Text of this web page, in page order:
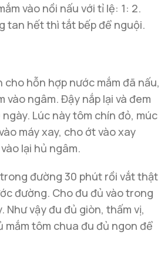
vào nồi nấu với tỉ lệ: 1: 2.
tan hết thì tắt bếp để nguội.
hỗn hợp nước mắm đã nấu,
vào ngâm. Đậy nắp lại và đem
Lúc này tôm chín đỏ, múc
máy xay, cho ớt vào xay
lại hủ ngâm.
đường 30 phút rồi vắt thật
đường. Cho đu đủ vào trong
Như vậy đu đủ giòn, thấm vị,
mắm tôm chua đu đủ ngon để